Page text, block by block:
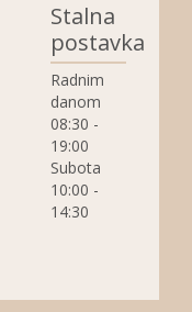
Stalna
postavka
Radnim
danom
08:30 -
19:00
Subota
10:00 -
14:30